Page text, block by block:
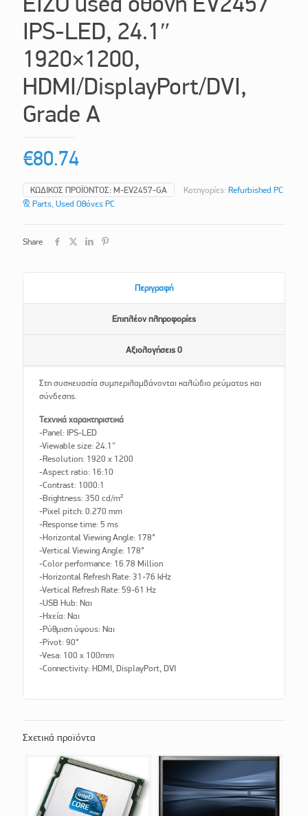
IPS-LED, 24.1″
1920×1200,
HDMI/DisplayPort/DVI,
Grade A
€80.74
ΚΩΔΙΚΌΣ ΠΡΟΪΌΝΤΟΣ: M-EV2457-GA Κατηγορίες: Refurbished PC
& Parts, Used Οθόνες PC
Share
Περιγραφή
Επιπλέον πληροφορίες
Αξιολογήσεις 0
Στη συσκευασία συμπεριλαμβάνονται καλώδιο ρεύματος και
σύνδεσης.
Τεχνικά χαρακτηριστικά
-Panel: IPS-LED
-Viewable size: 24.1″
-Resolution: 1920 x 1200
-Aspect ratio: 16:10
-Contrast: 1000:1
-Brightness: 350 cd/m²
-Pixel pitch: 0.270 mm
-Response time: 5 ms
-Horizontal Viewing Angle: 178°
-Vertical Viewing Angle: 178°
-Color performance: 16.78 Million
-Horizontal Refresh Rate: 31-76 kHz
-Vertical Refresh Rate: 59-61 Hz
-USB Hub: Ναι
-Ηχεία: Ναι
-Ρύθμιση ύψους: Ναι
-Pivot: 90°
-Vesa: 100 x 100mm
-Connectivity: HDMI, DisplayPort, DVI
Σχετικά προϊόντα